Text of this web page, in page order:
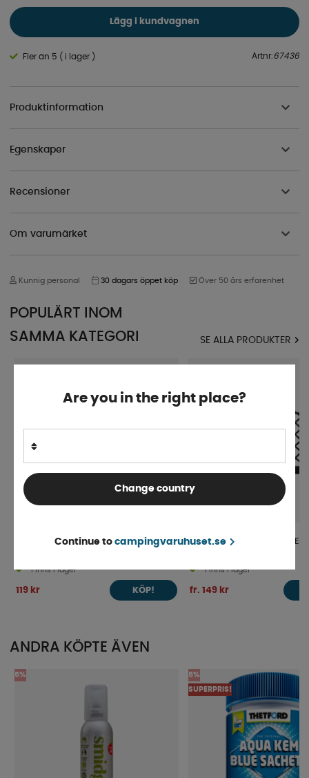
Lägg i kundvagnen
Fler än 5 ( i lager ) Artnr:67436
Produktinformation
Egenskaper
Recensioner
Om varumärket
Kunnig personal 30 dagars öppet köp Över 50 års erfarenhet
POPULÄRT INOM
SAMMA KATEGORI
SE ALLA PRODUKTER
Kundkorg 27L
Finns i lager
119 kr KÖP!
ProPlus Förvaringsficka
Finns i lager
fr. 149 kr
ANDRA KÖPTE ÄVEN
5%
5%
SUPERPRIS!
Are you in the right place?
Change country
Continue to campingvaruhuset.se